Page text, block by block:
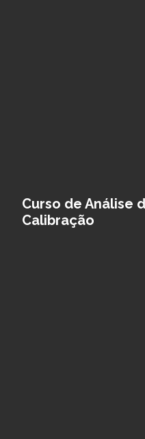
Curso de Análise
Calibração